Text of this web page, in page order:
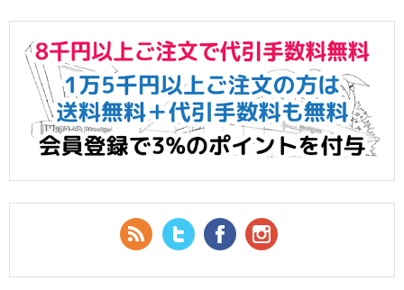
RSS Feed
Twitter Facebook